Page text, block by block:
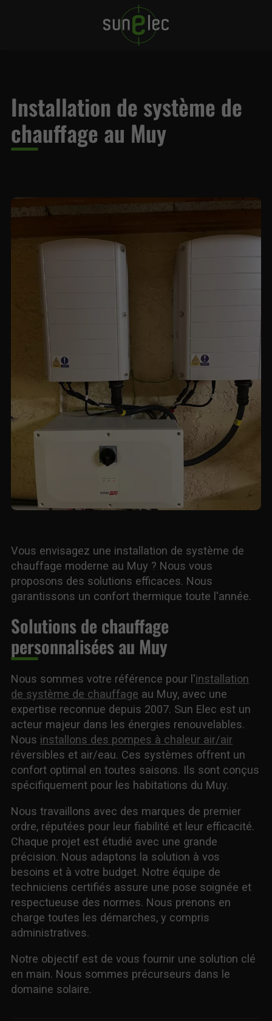
Installation de système de
chauffage au Muy
Vous envisagez une installation de système de
chauffage moderne au Muy ? Nous vous
proposons des solutions efficaces. Nous
garantissons un confort thermique toute l'année.
Solutions de chauffage
personnalisées au Muy
Nous sommes votre référence pour l'installation
de système de chauffage au Muy, avec une
expertise reconnue depuis 2007. Sun Elec est un
acteur majeur dans les énergies renouvelables.
Nous installons des pompes à chaleur air/air
réversibles et air/eau. Ces systèmes offrent un
confort optimal en toutes saisons. Ils sont conçus
spécifiquement pour les habitations du Muy.
Nous travaillons avec des marques de premier
ordre, réputées pour leur fiabilité et leur efficacité.
Chaque projet est étudié avec une grande
précision. Nous adaptons la solution à vos
besoins et à votre budget. Notre équipe de
techniciens certifiés assure une pose soignée et
respectueuse des normes. Nous prenons en
charge toutes les démarches, y compris
administratives.
Notre objectif est de vous fournir une solution clé
en main. Nous sommes précurseurs dans le
domaine solaire.